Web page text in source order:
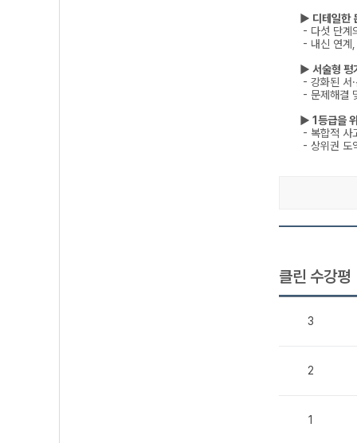
▶ 디테일한
- 다섯 단계
- 내신 연계
▶ 서술형 평
- 강화된 서
- 문제해결
▶ 1등급을
- 복합적 사
- 상위권 도
클린 수강평
3
2
1